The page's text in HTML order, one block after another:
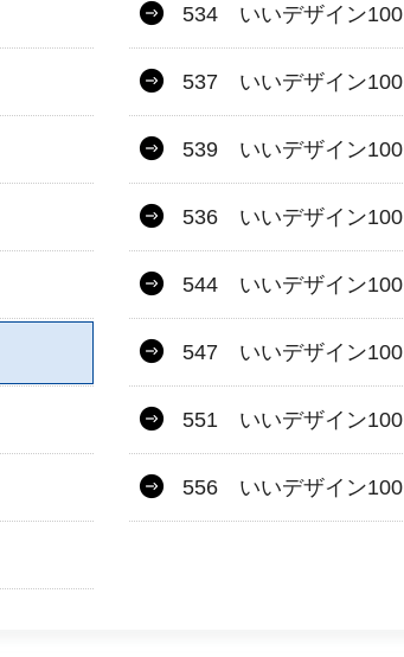
534 いいデザイン100
537 いいデザイン100
539 いいデザイン100
536 いいデザイン100
544 いいデザイン100
547 いいデザイン100
551 いいデザイン100
556 いいデザイン100